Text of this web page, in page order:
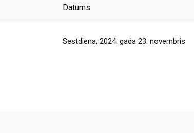
Datums
Sestdiena, 2024. gada 23. novembris